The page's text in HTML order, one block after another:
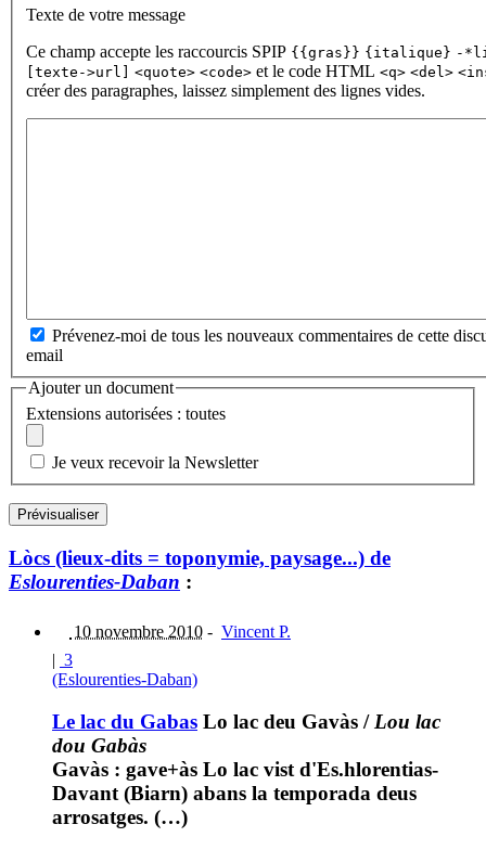
Texte de votre message
Ce champ accepte les raccourcis SPIP {{gras}} {italique} -
[texte->url]
<quote> <code> et le code HTML <q> <del>
créer des paragraphes, laissez simplement des lignes vides.
Prévenez-moi de tous les nouveaux commentaires de cette
email
Ajouter un document
Extensions autorisées : toutes
Je veux recevoir la Newsletter
Lòcs (lieux-dits = toponymie, paysage...) de
Eslourenties-Daban :
10 novembre 2010 - Vincent P.
| 3
(Eslourenties-Daban)
Le lac du Gabas Lo lac deu Gavàs / Lou lac
dou Gabàs
Gavàs : gave+às Lo lac vist d'Es.hlorentias-
Davant (Biarn) abans la temporada deus
arrosatges. (…)